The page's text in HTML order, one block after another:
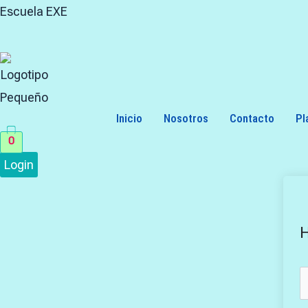
Skip
content
Escuela EXE
Inicio Nosotros Contacto
0
Login
Search